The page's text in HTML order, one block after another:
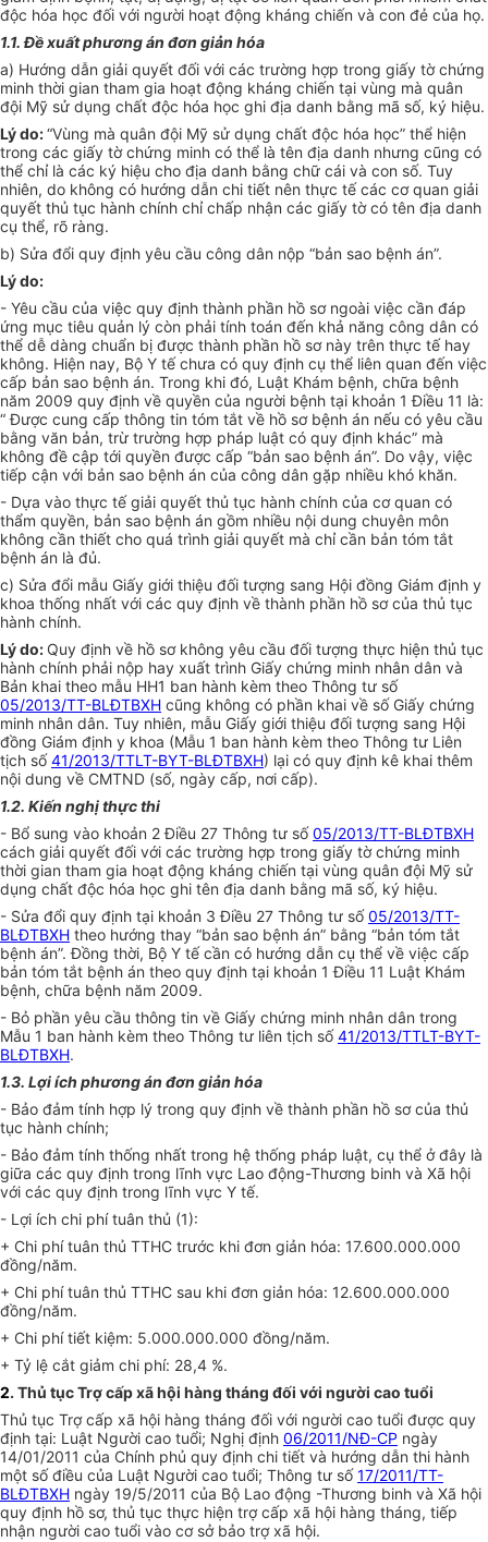
độc hóa học đối với người hoạt động kháng chiến và con đẻ của họ.
1.1. Đề xuất phương án đơn giản hóa
a) Hướng dẫn giải quyết đối với các trường hợp trong giấy tờ chứng
minh thời gian tham gia hoạt động kháng chiến tại vùng mà quân
đội Mỹ sử dụng chất độc hóa học ghi địa danh bằng mã số, ký hiệu.
Lý do:“Vùng mà quân đội Mỹ sử dụng chất độc hóa học” thể hiện
trong các giấy tờ chứng minh có thể là tên địa danh nhưng cũng có
thể chỉ là các ký hiệu cho địa danh bằng chữ cái và con số. Tuy
nhiên, do không có hướng dẫn chi tiết nên thực tế các cơ quan giải
quyết thủ tục hành chính chỉ chấp nhận các giấy tờ có tên địa danh
cụ thể, rõ ràng.
b) Sửa đổi quy định yêu cầu công dân nộp “bản sao bệnh án”.
Lý do:
- Yêu cầu của việc quy định thành phần hồ sơ ngoài việc cần đáp
ứng mục tiêu quản lý còn phải tính toán đến khả năng công dân có
thể dễ dàng chuẩn bị được thành phần hồ sơ này trên thực tế hay
không. Hiện nay, Bộ Y tế chưa có quy định cụ thể liên quan đến việc
cấp bản sao bệnh án. Trong khi đó, Luật Khám bệnh, chữa bệnh
năm 2009 quy định về quyền của người bệnh tại khoản 1 Điều 11 là:
“ Được cung cấp thông tin tóm tắt về hồ sơ bệnh án nếu có yêu cầu
bằng văn bản, trừ trường hợp pháp luật có quy định khác” mà
không đề cập tới quyền được cấp “bản sao bệnh án”. Do vậy, việc
tiếp cận với bản sao bệnh án của công dân gặp nhiều khó khăn.
- Dựa vào thực tế giải quyết thủ tục hành chính của cơ quan có
thẩm quyền, bản sao bệnh án gồm nhiều nội dung chuyên môn
không cần thiết cho quá trình giải quyết mà chỉ cần bản tóm tắt
bệnh án là đủ.
c) Sửa đổi mẫu Giấy giới thiệu đối tượng sang Hội đồng Giám định y
khoa thống nhất với các quy định về thành phần hồ sơ của thủ tục
hành chính.
Lý do: Quy định về hồ sơ không yêu cầu đối tượng thực hiện thủ tục
hành chính phải nộp hay xuất trình Giấy chứng minh nhân dân và
Bản khai theo mẫu HH1 ban hành kèm theo Thông tư số
05/2013/TT-BLĐTBXH cũng không có phần khai về số Giấy chứng
minh nhân dân. Tuy nhiên, mẫu Giấy giới thiệu đối tượng sang Hội
đồng Giám định y khoa (Mẫu 1 ban hành kèm theo Thông tư Liên
tịch số41/2013/TTLT-BYT-BLĐTBXH) lại có quy định kê khai thêm
nội dung về CMTND (số, ngày cấp, nơi cấp).
1.2. Kiến nghị thực thi
- Bổ sung vào khoản 2 Điều 27 Thông tư số05/2013/TT-BLĐTBXH
cách giải quyết đối với các trường hợp trong giấy tờ chứng minh
thời gian tham gia hoạt động kháng chiến tại vùng quân đội Mỹ sử
dụng chất độc hóa học ghi tên địa danh bằng mã số, ký hiệu.
- Sửa đổi quy định tại khoản 3 Điều 27 Thông tư số05/2013/TT-
BLĐTBXH theo hướng thay “bản sao bệnh án” bằng “bản tóm tắt
bệnh án”. Đồng thời, Bộ Y tế cần có hướng dẫn cụ thể về việc cấp
bản tóm tắt bệnh án theo quy định tại khoản 1 Điều 11 Luật Khám
bệnh, chữa bệnh năm 2009.
- Bỏ phần yêu cầu thông tin về Giấy chứng minh nhân dân trong
Mẫu 1 ban hành kèm theo Thông tư liên tịch số41/2013/TTLT-BYT-
BLĐTBXH.
1.3. Lợi ích phương án đơn giản hóa
- Bảo đảm tính hợp lý trong quy định về thành phần hồ sơ của thủ
tục hành chính;
- Bảo đảm tính thống nhất trong hệ thống pháp luật, cụ thể ở đây là
giữa các quy định trong lĩnh vực Lao động-Thương binh và Xã hội
với các quy định trong lĩnh vực Y tế.
- Lợi ích chi phí tuân thủ (1):
+ Chi phí tuân thủ TTHC trước khi đơn giản hóa: 17.600.000.000
đồng/năm.
+ Chi phí tuân thủ TTHC sau khi đơn giản hóa: 12.600.000.000
đồng/năm.
+ Chi phí tiết kiệm: 5.000.000.000 đồng/năm.
+ Tỷ lệ cắt giảm chi phí: 28,4 %.
2. Thủ tục Trợ cấp xã hội hàng tháng đối với người cao tuổi
Thủ tục Trợ cấp xã hội hàng tháng đối với người cao tuổi được quy
định tại: Luật Người cao tuổi; Nghị định 06/2011/NĐ-CP ngày
14/01/2011 của Chính phủ quy định chi tiết và hướng dẫn thi hành
một số điều của Luật Người cao tuổi; Thông tư số17/2011/TT-
BLĐTBXH ngày 19/5/2011 của Bộ Lao động -Thương binh và Xã hội
quy định hồ sơ, thủ tục thực hiện trợ cấp xã hội hàng tháng, tiếp
nhận người cao tuổi vào cơ sở bảo trợ xã hội.